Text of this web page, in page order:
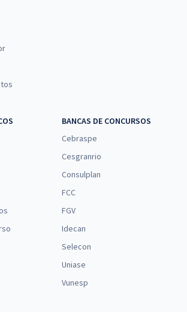
BANCAS DE CONCURSOS
Cebraspe
Cesgranrio
Consulplan
FCC
FGV
Idecan
Selecon
Uniase
Vunesp